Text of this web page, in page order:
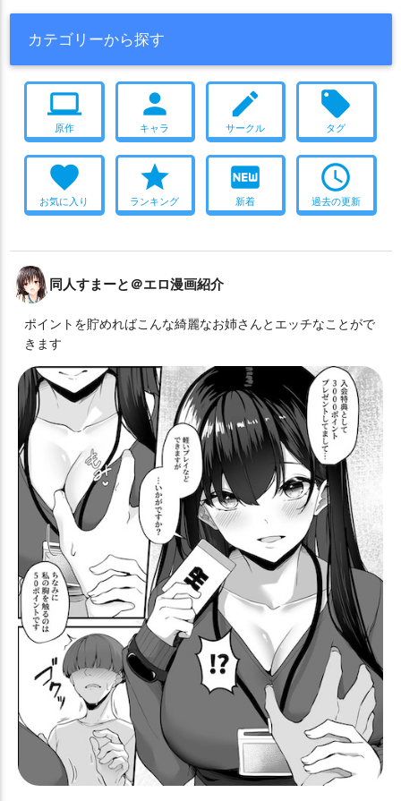
カテゴリーから探す
computer
原作
person
キャラ
create
サークル
local_offer
タグ
favorite
お気に入り
star
ランキング
fiber_new
新着
access_time
過去の更新
同人すまーと＠エロ漫画紹介
ポイントを貯めればこんな綺麗なお姉さんとエッチなことがで
きます